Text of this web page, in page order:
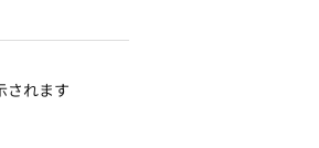
されます